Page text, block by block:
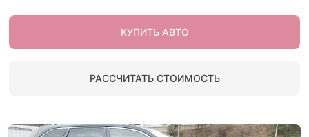
КУПИТЬ АВТО
РАССЧИТАТЬ СТОИМОСТЬ